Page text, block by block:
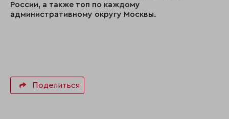
России, а также топ по каждому
административному округу Москвы.
Поделиться